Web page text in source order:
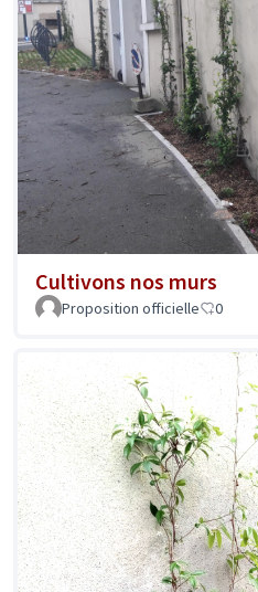
Cultivons nos murs
Proposition officielle 0